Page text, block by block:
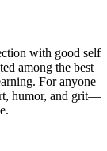
with good self
among the best
For anyone
humor, and grit—